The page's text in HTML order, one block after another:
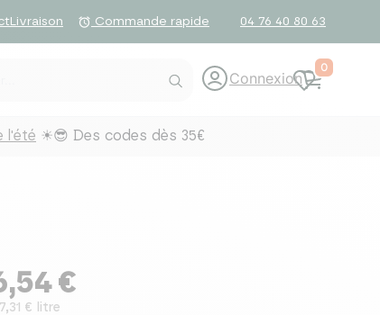
Livraison alarm Commande rapide 04 76 40 80 63
Connexion
0
l'été ☀😎 Des codes dès 35€
€
€ litre